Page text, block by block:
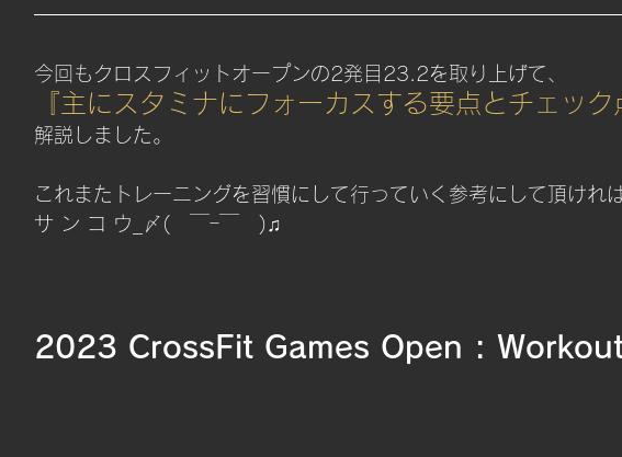
今回もクロスフィットオープンの2発目23.2を取り上げて、
『主にスタミナにフォーカスする要点とチェック
解説しました。
これまたトレーニングを習慣にして行っていく参考にして頂けれ
サ ン コ ウ_〆(　￣ｰ￣　)♫
2023 CrossFit Games Open :